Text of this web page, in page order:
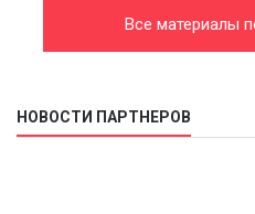
Все материалы
НОВОСТИ ПАРТНЕРОВ